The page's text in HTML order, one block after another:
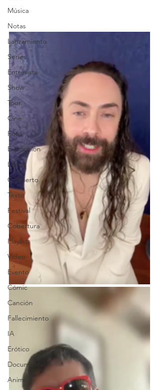
Música
Notas
Lanzamiento
Series
Entrevista
Show
Tour
Cine
Foto
Exposición
Libros
Concierto
Texto
Festival
Cobertura
Playlist
Video
Evento
Cómic
Canción
Fallecimiento
IA
Erótico
Documental
Anime